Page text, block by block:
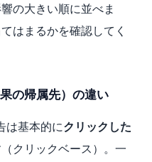
の大きい順に並べま
はまるかを確認してく
の帰属先）の違い
は基本的にクリックした
クリックベース）。一